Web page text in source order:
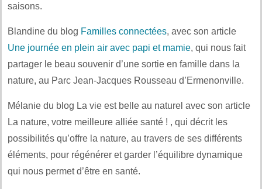
saisons.
Blandine du blog Familles connectées, avec son article
Une journée en plein air avec papi et mamie, qui nous fait
partager le beau souvenir d’une sortie en famille dans la
nature, au Parc Jean-Jacques Rousseau d’Ermenonville.
Mélanie du blog La vie est belle au naturel avec son article
La nature, votre meilleure alliée santé ! , qui décrit les
possibilités qu’offre la nature, au travers de ses différents
éléments, pour régénérer et garder l’équilibre dynamique
qui nous permet d’être en santé.